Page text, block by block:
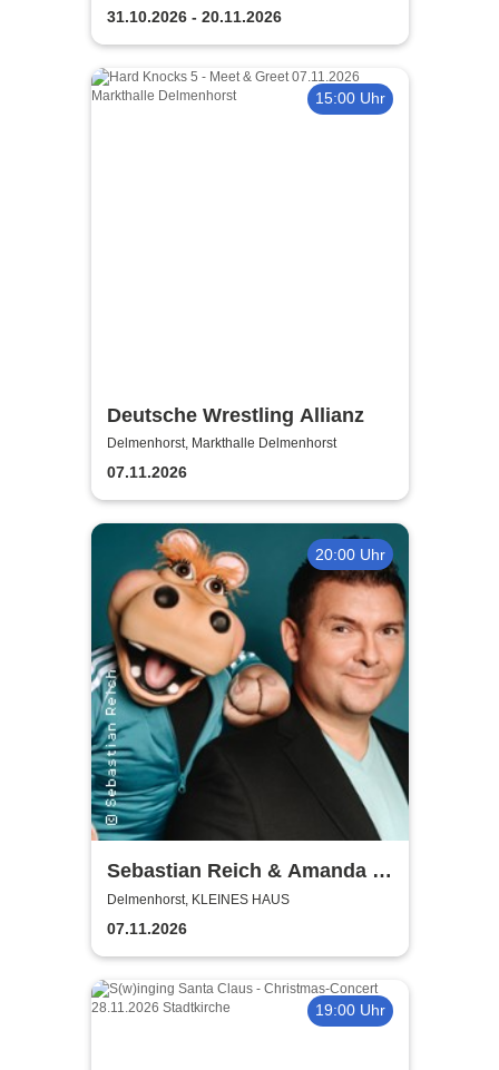
31.10.2026 - 20.11.2026
15:00 Uhr
Deutsche Wrestling Allianz
Delmenhorst, Markthalle Delmenhorst
07.11.2026
20:00 Uhr
Sebastian Reich & Amanda -
Purer Zufall
Delmenhorst, KLEINES HAUS
07.11.2026
19:00 Uhr